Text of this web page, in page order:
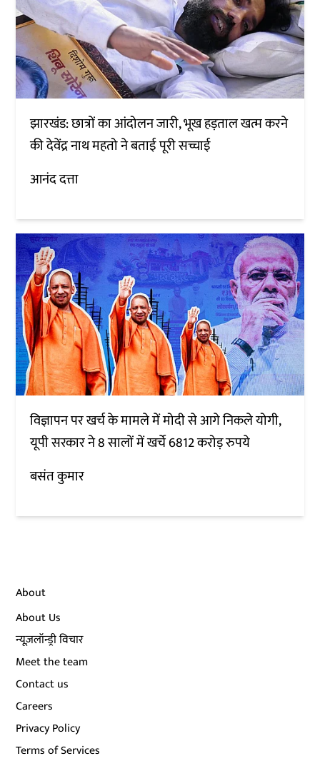
झारखंड: छात्रों का आंदोलन जारी, भूख हड़ताल खत्म करने
की देवेंद्र नाथ महतो ने बताई पूरी सच्चाई
आनंद दत्ता
विज्ञापन पर खर्च के मामले में मोदी से आगे निकले योगी,
यूपी सरकार ने 8 सालों में खर्चे 6812 करोड़ रुपये
बसंत कुमार
About
About Us
न्यूज़लॉन्ड्री विचार
Meet the team
Contact us
Careers
Privacy Policy
Terms of Services